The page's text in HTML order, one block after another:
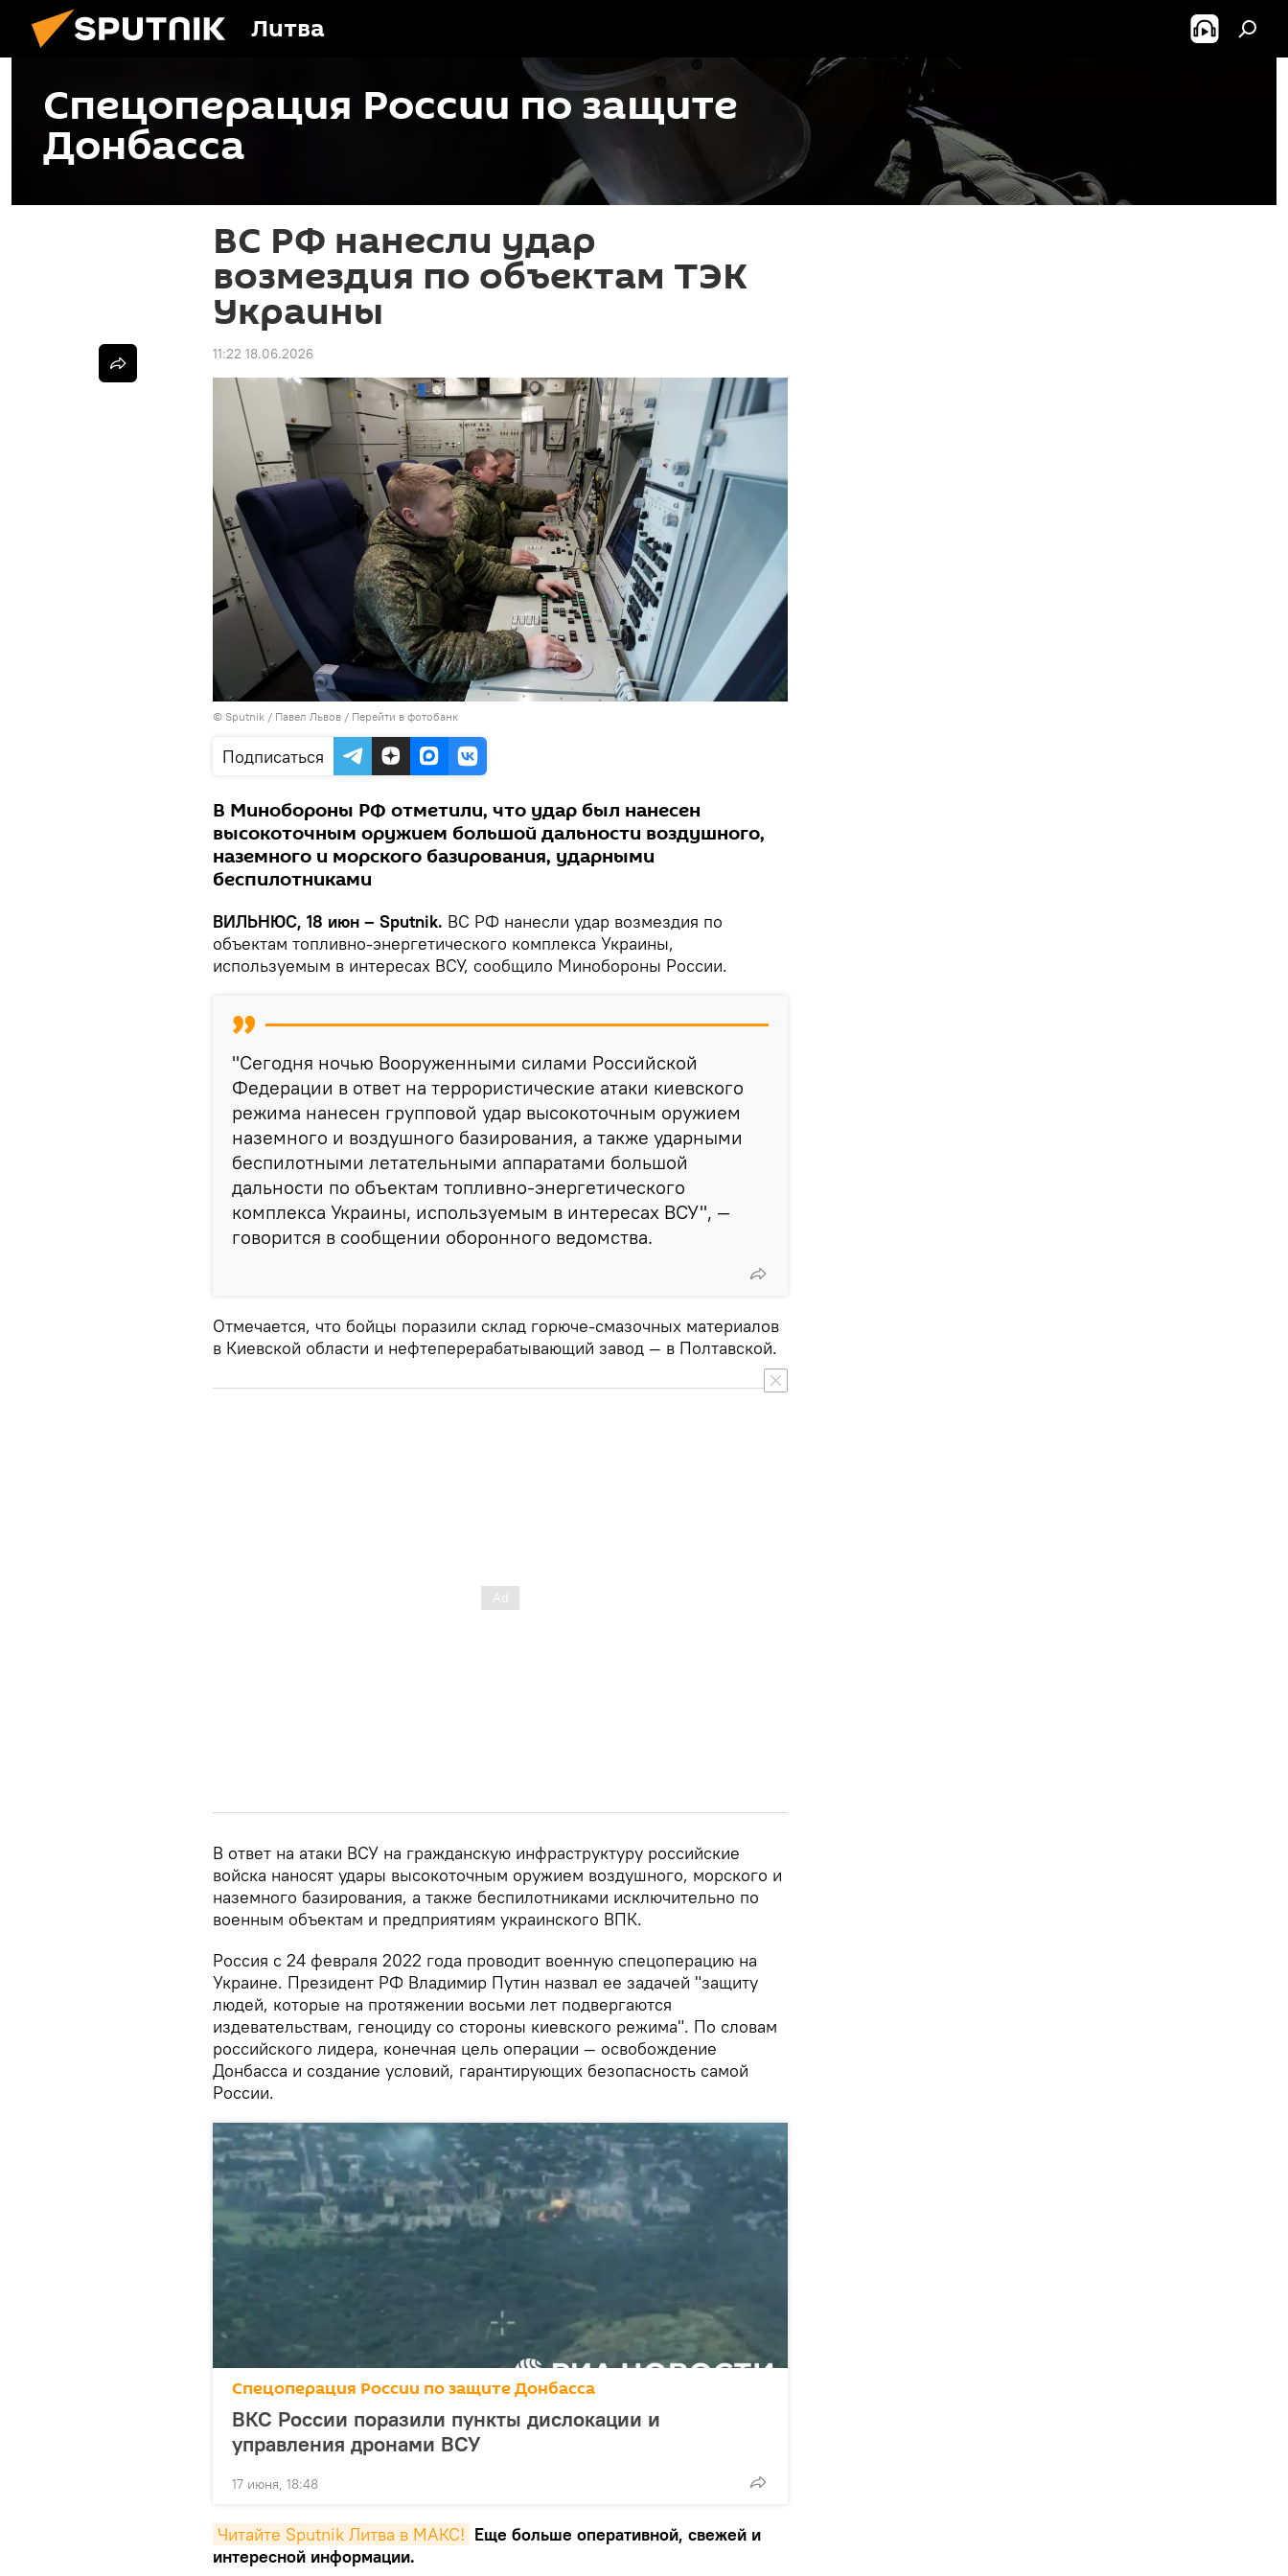
Литва
Спецоперация России по защите
Донбасса
ВС РФ нанесли удар
возмездия по объектам ТЭК
Украины
11:22 18.06.2026
© Sputnik / Павел Львов / Перейти в фотобанк
Подписаться
В Минобороны РФ отметили, что удар был нанесен
высокоточным оружием большой дальности воздушного,
наземного и морского базирования, ударными
беспилотниками
ВИЛЬНЮС, 18 июн – Sputnik. ВС РФ нанесли удар возмездия по
объектам топливно-энергетического комплекса Украины,
используемым в интересах ВСУ, сообщило Минобороны России.
"Сегодня ночью Вооруженными силами Российской
Федерации в ответ на террористические атаки киевского
режима нанесен групповой удар высокоточным оружием
наземного и воздушного базирования, а также ударными
беспилотными летательными аппаратами большой
дальности по объектам топливно-энергетического
комплекса Украины, используемым в интересах ВСУ", —
говорится в сообщении оборонного ведомства.
Отмечается, что бойцы поразили склад горюче-смазочных материалов
в Киевской области и нефтеперерабатывающий завод — в Полтавской.
В ответ на атаки ВСУ на гражданскую инфраструктуру российские
войска наносят удары высокоточным оружием воздушного, морского и
наземного базирования, а также беспилотниками исключительно по
военным объектам и предприятиям украинского ВПК.
Россия с 24 февраля 2022 года проводит военную спецоперацию на
Украине. Президент РФ Владимир Путин назвал ее задачей "защиту
людей, которые на протяжении восьми лет подвергаются
издевательствам, геноциду со стороны киевского режима". По словам
российского лидера, конечная цель операции — освобождение
Донбасса и создание условий, гарантирующих безопасность самой
России.
Спецоперация России по защите Донбасса
ВКС России поразили пункты дислокации и
управления дронами ВСУ
17 июня, 18:48
Читайте Sputnik Литва в MAКС! Еще больше оперативной, свежей и
интересной информации.